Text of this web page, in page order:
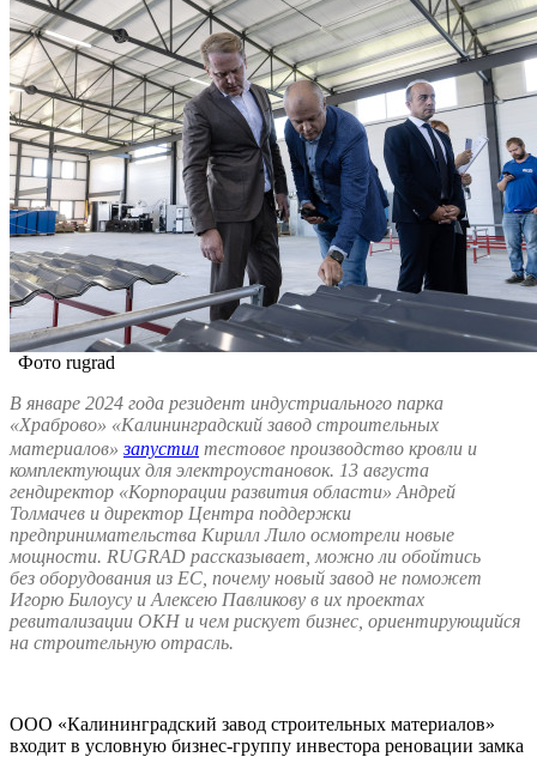
Фото rugrad
В январе 2024 года резидент индустриального парка
«Храброво» «Калининградский завод строительных
материалов»запустил тестовое производство кровли и
комплектующих для электроустановок. 13 августа
гендиректор «Корпорации развития области» Андрей
Толмачев и директор Центра поддержки
предпринимательства Кирилл Лило осмотрели новые
мощности. RUGRAD рассказывает, можно ли обойтись
без оборудования из ЕС, почему новый завод не поможет
Игорю Билоусу и Алексею Павликову в их проектах
ревитализации ОКН и чем рискует бизнес, ориентирующийся
на строительную отрасль.
ООО «Калининградский завод строительных материалов»
входит в условную бизнес-группу инвестора реновации замка